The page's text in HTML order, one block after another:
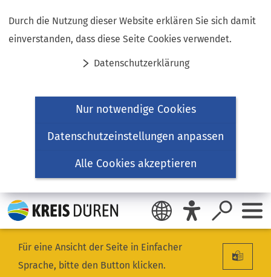
Durch die Nutzung dieser Website erklären Sie sich damit
einverstanden, dass diese Seite Cookies verwendet.
Datenschutzerklärung
Nur notwendige Cookies
Datenschutzeinstellungen anpassen
Alle Cookies akzeptieren
Inhalt anspringen
Für eine Ansicht der Seite in Einfacher
Sprache, bitte den Button klicken.